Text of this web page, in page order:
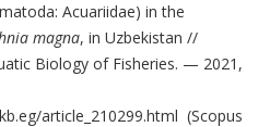
Acuariidae) in the
magna, in Uzbekistan //
Biology of Fisheries. — 2021,
article_210299.html (Scopus